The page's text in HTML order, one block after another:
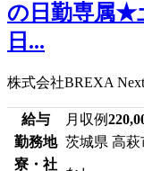
の日勤専属★
日...
株式会社BREXA Next
給与 月収例
勤務地 茨城県 高萩
寮・社